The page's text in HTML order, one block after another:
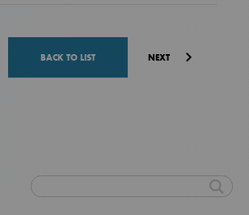
BACK TO LIST NEXT